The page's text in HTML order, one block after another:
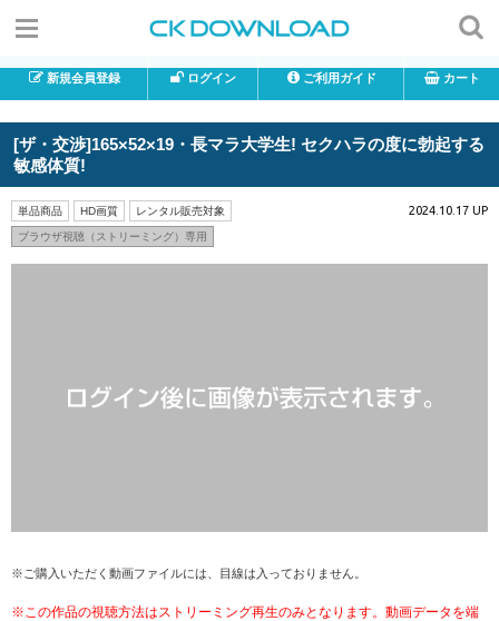
新規会員登録 ログイン ご利用ガイド カート
[ザ・交渉]165×52×19・長マラ大学生! セクハラの度に勃起する
敏感体質!
単品商品 HD画質 レンタル販売対象
ブラウザ視聴（ストリーミング）専用
2024.10.17 UP
※ご購入いただく動画ファイルには、目線は入っておりません。
※この作品の視聴方法はストリーミング再生のみとなります。動画データを端